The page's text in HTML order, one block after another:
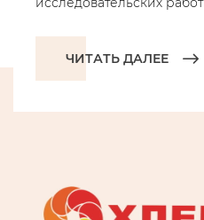
ЧИТАТЬ ДАЛЕЕ